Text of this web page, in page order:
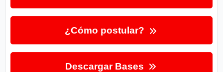
¿Cómo postular?
Descargar Bases